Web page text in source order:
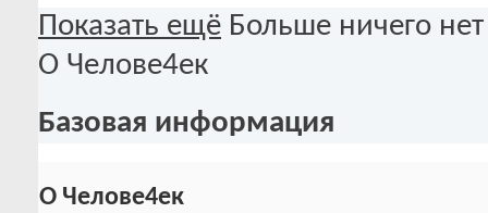
Показать ещё Больше ничего нет
О Челове4ек
Базовая информация
О Челове4ек